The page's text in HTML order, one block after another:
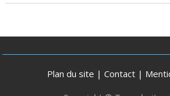
Plan du site | Contact|